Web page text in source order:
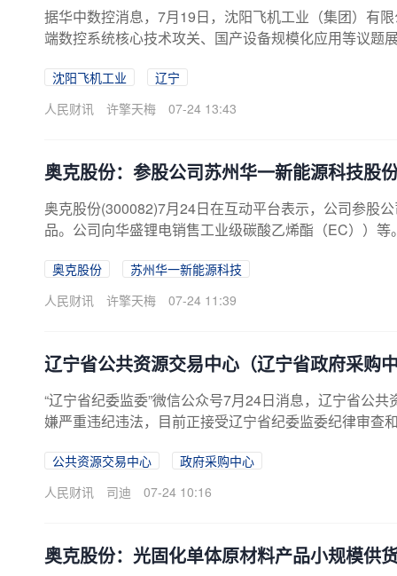
据华中数控消息，7月19日，沈阳飞机工业（集团）有
端数控系统核心技术攻关、国产设备规模化应用等议题
化、应用场景拓展等达成多项共识。
沈阳飞机工业
辽宁
人民财讯
许擎天梅 07-24 13:43
奥克股份：参股公司苏州华一新能源科技股
奥克股份(300082)7月24日在互动平台表示，公司参股
品。公司向华盛锂电销售工业级碳酸乙烯酯（EC））等
奥克股份
苏州华一新能源科技
人民财讯
许擎天梅 07-24 11:39
辽宁省公共资源交易中心（辽宁省政府采购
“辽宁省纪委监委”微信公众号7月24日消息，辽宁省公
嫌严重违纪违法，目前正接受辽宁省纪委监委纪律审查
公共资源交易中心
政府采购中心
人民财讯
司迪 07-24 10:16
奥克股份：光固化单体原材料产品小规模供